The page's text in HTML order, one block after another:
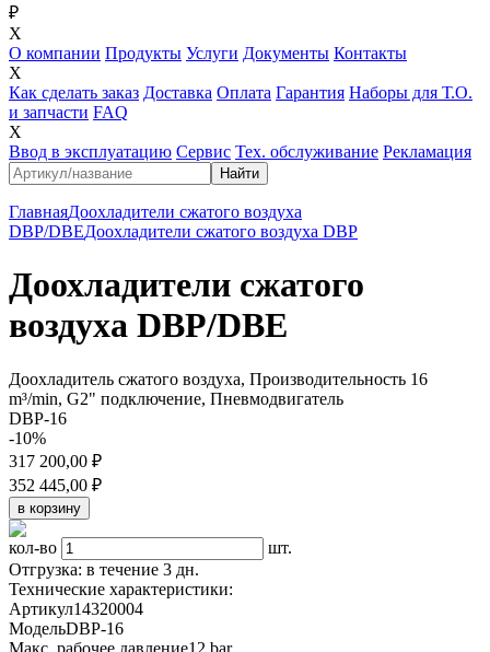
₽
X
О компании Продукты Услуги Документы Контакты
X
Как сделать заказ Доставка Оплата Гарантия Наборы для Т.О.
и запчасти FAQ
X
Ввод в эксплуатацию Сервис Тех. обслуживание Рекламация
ГлавнаяДоохладители сжатого воздуха
DBP/DBEДоохладители сжатого воздуха DBP
Доохладители сжатого
воздуха DBP/DBE
Доохладитель сжатого воздуха, Производительность 16
m³/min, G2" подключение, Пневмодвигатель
DBP-16
-10%
317 200,00 ₽
352 445,00 ₽
кол-во
шт.
Отгрузка: в течение 3 дн.
Технические характеристики:
Артикул14320004
МодельDBP-16
Макс. рабочее давление12 bar